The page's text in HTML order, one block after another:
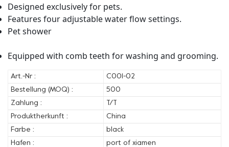
Designed exclusively for pets.
Features four adjustable water flow settings.
Pet shower
Equipped with comb teeth for washing and grooming.
Art.-Nr :
C001-02
Bestellung (MOQ) :
500
Zahlung :
T/T
Produktherkunft :
China
Farbe :
black
Hafen :
port of xiamen